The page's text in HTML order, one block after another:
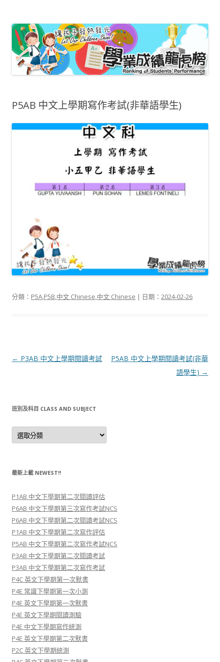
龍虎榜
P5AB 中文上學期寫作考試(非華語學生)
分類： P5A,P5B,中文 Chinese,中文 Chinese | 日期： 2024-02-26
文
列
← P3AB 中文上學期閱讀考試
P5AB 中文上學期閱讀考試(非華
語學生) →
班別及科目 CLASS AND SUBJECT
班
別
及
l
a
a
n
d
S
u
b
j
e
c
t
最新上載 NEWEST!!
P1AB 中文下學期第二次閱讀評估
P6AB 中文下學期第三次寫作考試NCS
P6AB 中文下學期第二次閱讀考試NCS
P1AB 中文下學期第二次寫作評估
P5AB 中文下學期第二次寫作考試NCS
P3AB 中文下學期第二次閱讀考試
P3AB 中文下學期第二次寫作考試
P4C 英文下學期第一次默書
P4E 常識下學期第一次小測
P4E 英文下學期第一次默書
P4E 英文下學期閱讀測驗
P4E 中文下學期寫作統測
P4E 英文下學期第二次默書
P2C 英文下學期統測